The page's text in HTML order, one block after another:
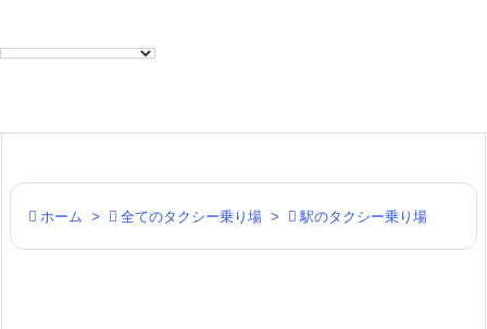
 ホーム >  全てのタクシー乗り場 >  駅のタクシー乗り場